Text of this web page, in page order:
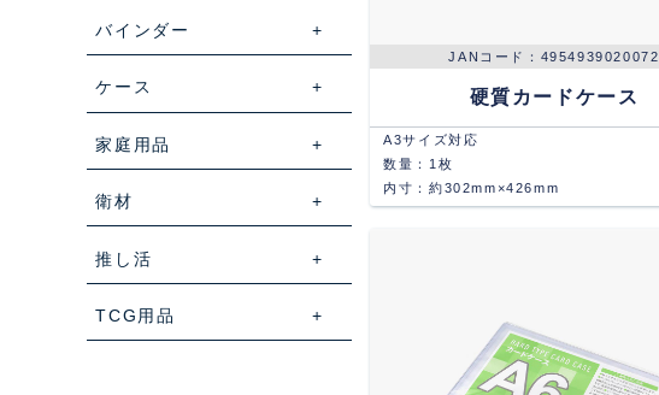
バインダー
ケース
家庭用品
衛材
推し活
TCG用品
4954939020072
硬質カードケース
A3サイズ対応
数量：1枚
内寸：約302mm×426mm